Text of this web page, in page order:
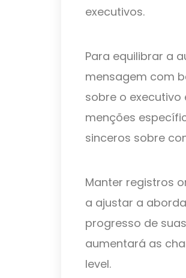
executivos.
Para equilibrar a
mensagem com
sobre o executivo
menções
sinceros sobre
Manter registros
a ajustar a
progresso de
aumentará as
level.